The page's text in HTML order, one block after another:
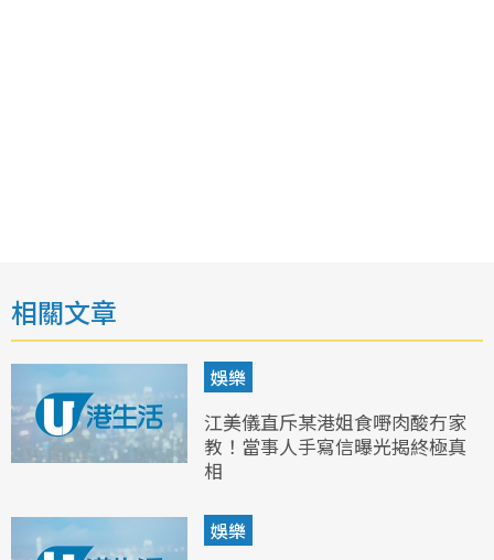
相關文章
娛樂
江美儀直斥某港姐食嘢肉酸冇家
教！當事人手寫信曝光揭終極真
相
娛樂